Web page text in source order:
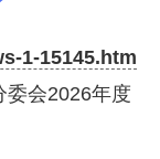
1-15145.htm
委会2026年度